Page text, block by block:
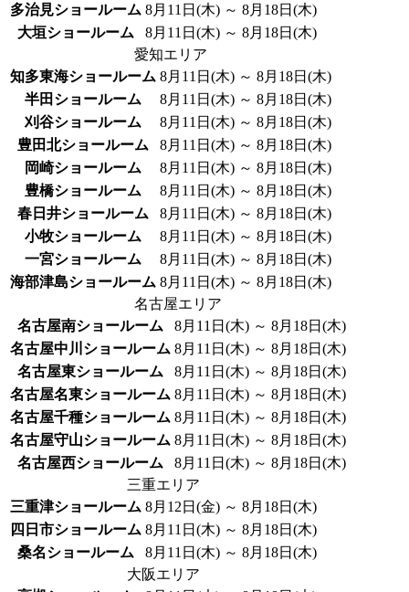
多治見ショールーム 8月11日(木) ～ 8月18日(木)
大垣ショールーム
8月11日(木) ～ 8月18日(木)
愛知エリア
知多東海ショールーム 8月11日(木) ～ 8月18日(木)
半田ショールーム
8月11日(木) ～ 8月18日(木)
刈谷ショールーム
8月11日(木) ～ 8月18日(木)
豊田北ショールーム
8月11日(木) ～ 8月18日(木)
岡崎ショールーム
8月11日(木) ～ 8月18日(木)
豊橋ショールーム
8月11日(木) ～ 8月18日(木)
春日井ショールーム
8月11日(木) ～ 8月18日(木)
小牧ショールーム
8月11日(木) ～ 8月18日(木)
一宮ショールーム
8月11日(木) ～ 8月18日(木)
海部津島ショールーム 8月11日(木) ～ 8月18日(木)
名古屋エリア
名古屋南ショールーム
8月11日(木) ～ 8月18日(木)
名古屋中川ショールーム 8月11日(木) ～ 8月18日(木)
名古屋東ショールーム
8月11日(木) ～ 8月18日(木)
名古屋名東ショールーム 8月11日(木) ～ 8月18日(木)
名古屋千種ショールーム 8月11日(木) ～ 8月18日(木)
名古屋守山ショールーム 8月11日(木) ～ 8月18日(木)
名古屋西ショールーム
8月11日(木) ～ 8月18日(木)
三重エリア
三重津ショールーム 8月12日(金) ～ 8月18日(木)
四日市ショールーム 8月11日(木) ～ 8月18日(木)
桑名ショールーム
8月11日(木) ～ 8月18日(木)
大阪エリア